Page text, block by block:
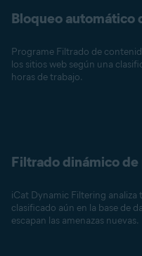
Bloqueo automático
Programe Filtrado de
los sitios web según una
horas de trabajo.
Filtrado dinámico de
iCat Dynamic Filtering analiza
clasificado aún en la base de
escapan las amenazas nuevas.